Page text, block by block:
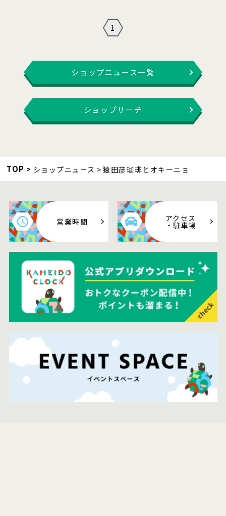
1
ショップニュース一覧
ショップサーチ
TOP ショップニュース 猿田彦珈琲とオキーニョ
営業時間 アクセス
・駐車場